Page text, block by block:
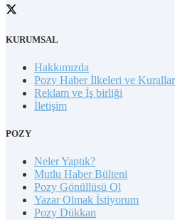
KURUMSAL
Hakkımızda
Pozy Haber İlkeleri ve
Reklam ve İş birliği
İletişim
POZY
Neler Yaptık?
Mutlu Haber Bülteni
Pozy Gönüllüsü Ol
Yazar Olmak İstiyorum
Pozy Dükkan